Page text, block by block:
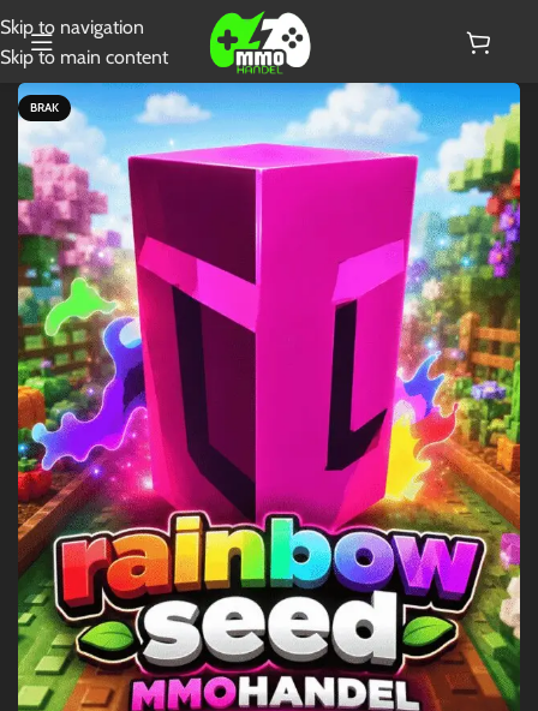
Skip to navigation
Skip to main content
BRAK